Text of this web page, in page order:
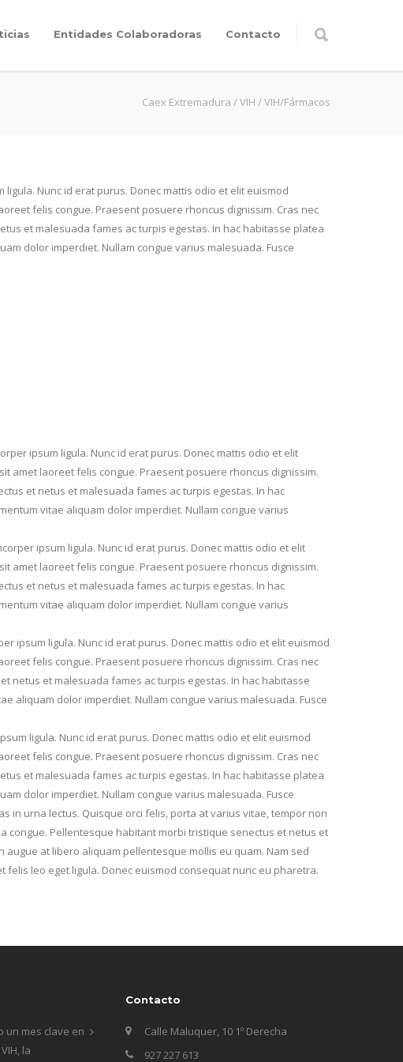
Entidades Colaboradoras Contacto
Caex Extremadura /VIH /VIH/Fármacos
Nunc id erat purus. Donec mattis odio et elit euismod
felis congue. Praesent posuere rhoncus dignissim. Cras nec
et malesuada fames ac turpis egestas. In hac habitasse platea
dolor imperdiet. Nullam congue varius malesuada. Fusce
ipsum ligula. Nunc id erat purus. Donec mattis odio et elit
amet laoreet felis congue. Praesent posuere rhoncus dignissim.
et netus et malesuada fames ac turpis egestas. In hac
vitae aliquam dolor imperdiet. Nullam congue varius
ipsum ligula. Nunc id erat purus. Donec mattis odio et elit
amet laoreet felis congue. Praesent posuere rhoncus dignissim.
et netus et malesuada fames ac turpis egestas. In hac
vitae aliquam dolor imperdiet. Nullam congue varius
ipsum ligula. Nunc id erat purus. Donec mattis odio et elit euismod
felis congue. Praesent posuere rhoncus dignissim. Cras nec
netus et malesuada fames ac turpis egestas. In hac habitasse
aliquam dolor imperdiet. Nullam congue varius malesuada. Fusce
ligula. Nunc id erat purus. Donec mattis odio et elit euismod
felis congue. Praesent posuere rhoncus dignissim. Cras nec
et malesuada fames ac turpis egestas. In hac habitasse platea
dolor imperdiet. Nullam congue varius malesuada. Fusce
in urna lectus. Quisque orci felis, porta at varius vitae, tempor non
congue. Pellentesque habitant morbi tristique senectus et netus et
at libero aliquam pellentesque mollis eu quam. Nam sed
felis leo eget ligula. Donec euismod consequat nunc eu pharetra.
un mes clave en
la
Contacto
Calle Maluquer, 10 1º Derecha
927 227 613